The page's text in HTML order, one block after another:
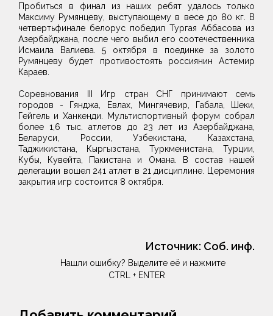
Пробиться в финал из наших ребят удалось только
Максиму Румянцеву, выступающему в весе до 80 кг. В
четвертьфинале белорус победил Тургая Аббасова из
Азербайджана, после чего выбил его соотечественника
Исмаила Валиева. 5 октября в поединке за золото
Румянцеву будет противостоять россиянин Астемир
Караев.
Соревнования III Игр стран СНГ принимают семь
городов - Гянджа, Евлах, Мингячевир, Габала, Шеки,
Гейгель и Ханкенди. Мультиспортивный форум собрал
более 1,6 тыс. атлетов до 23 лет из Азербайджана,
Беларуси, России, Узбекистана, Казахстана,
Таджикистана, Кыргызстана, Туркменистана, Турции,
Кубы, Кувейта, Пакистана и Омана. В состав нашей
делегации вошел 241 атлет в 21 дисциплине. Церемония
закрытия игр состоится 8 октября.
Источник: Соб. инф.
Нашли ошибку? Выделите её и нажмите
CTRL + ENTER